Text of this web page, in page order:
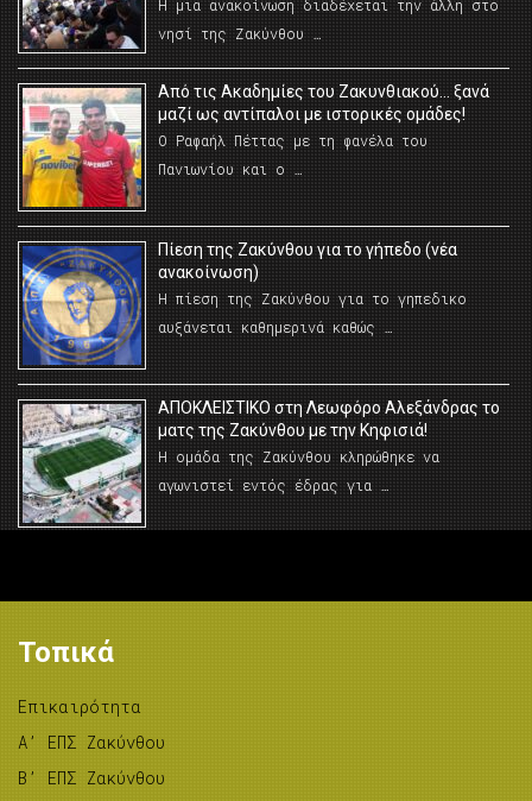
Η μια ανακοίνωση διαδέχεται την άλλη στο
νησί της Ζακύνθου …
Από τις Ακαδημίες του Ζακυνθιακού… ξανά
μαζί ως αντίπαλοι με ιστορικές ομάδες!
Ο Ραφαήλ Πέττας με τη φανέλα του
Πανιωνίου και ο …
Πίεση της Ζακύνθου για το γήπεδο (νέα
ανακοίνωση)
Η πίεση της Ζακύνθου για το γηπεδικο
αυξάνεται καθημερινά καθώς …
AΠΟΚΛΕΙΣΤΙΚΟ στη Λεωφόρο Αλεξάνδρας το
ματς της Ζακύνθου με την Κηφισιά!
Η ομάδα της Ζακύνθου κληρώθηκε να
αγωνιστεί εντός έδρας για …
Τοπικά
Επικαιρότητα
A’ ΕΠΣ Ζακύνθου
B’ ΕΠΣ Ζακύνθου